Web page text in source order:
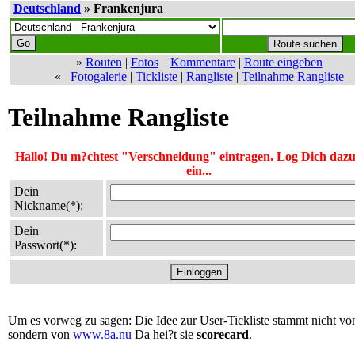
Deutschland » Frankenjura
» Routen | Fotos| Kommentare| Route eingeben
« Fotogalerie| Tickliste| Rangliste| Teilnahme Rangliste
Teilnahme Rangliste
Hallo! Du m?chtest "Verschneidung" eintragen. Log Dich
ein...
Dein
Nickname(*):
Dein
Passwort(*):
Um es vorweg zu sagen: Die Idee zur User-Tickliste stammt nicht
sondern von www.8a.nu Da hei?t sie scorecard.